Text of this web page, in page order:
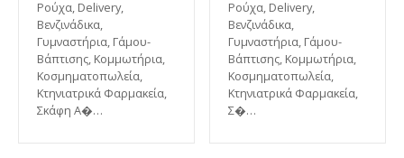
Ρούχα, Delivery,
Βενζινάδικα,
Γυμναστήρια, Γάμου-
Βάπτισης, Κομμωτήρια,
Κοσμηματοπωλεία,
Κτηνιατρικά Φαρμακεία,
Σκάφη Α�…
Ρούχα, Delivery,
Βενζινάδικα,
Γυμναστήρια, Γάμου-
Βάπτισης, Κομμωτήρια,
Κοσμηματοπωλεία,
Κτηνιατρικά Φαρμακεία,
Σ�…